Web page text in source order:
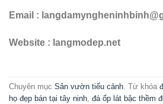
Email :
Website : langmodep.net
Chuyên mục Sân vườn tiểu cảnh. Từ khóa
họ đẹp bán tại tây ninh, đá ốp lát bậc thềm